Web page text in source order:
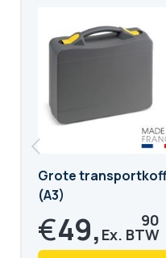
Grote
(A3)
€49, 90